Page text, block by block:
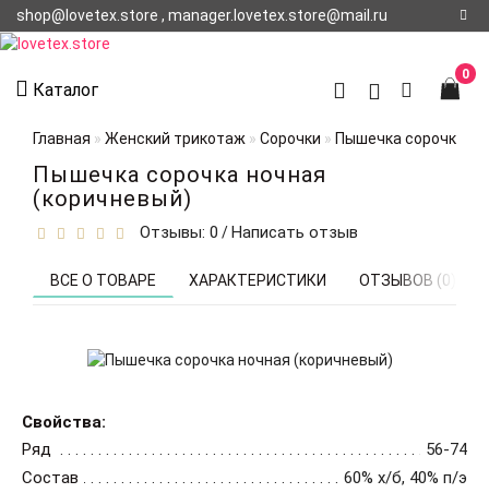
shop@lovetex.store , manager.lovetex.store@mail.ru
Каталог
0
Главная Женский трикотаж Сорочки Пышечка сорочка
Пышечка сорочка ночная
(коричневый)
Отзывы: 0 /Написать отзыв
ВСЕ О ТОВАРЕ ХАРАКТЕРИСТИКИ ОТЗЫВОВ (0)
Свойства:
Ряд
56-74
Состав
60% х/б, 40% п/э